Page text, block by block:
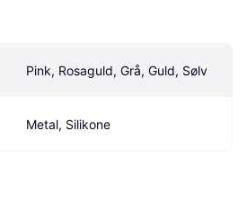
Pink, Rosaguld, Grå, Guld, Sølv
Metal, Silikone